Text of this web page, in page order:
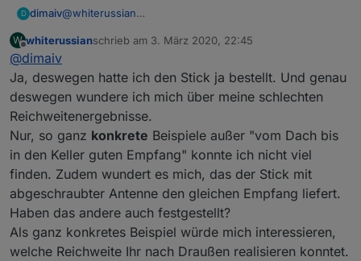
D dimaiv@whiterussian
https://forum.iobroker.net/topic/28994/cc2538-cc2592-
wegen keine Erfahrungen.
Hast du das hier durchgelesen?
ich-den-cc2531-cc2530
W
Offline
whiterussianschrieb am 3. März 2020, 22:45
zuletzt editiert von
@dimaiv
Ja, deswegen hatte ich den Stick ja bestellt. Und genau
deswegen wundere ich mich über meine schlechten
Reichweitenergebnisse.
Nur, so ganz konkrete Beispiele außer "vom Dach bis
in den Keller guten Empfang" konnte ich nicht viel
finden. Zudem wundert es mich, das der Stick mit
abgeschraubter Antenne den gleichen Empfang liefert.
Haben das andere auch festgestellt?
Als ganz konkretes Beispiel würde mich interessieren,
welche Reichweite Ihr nach Draußen realisieren konntet.